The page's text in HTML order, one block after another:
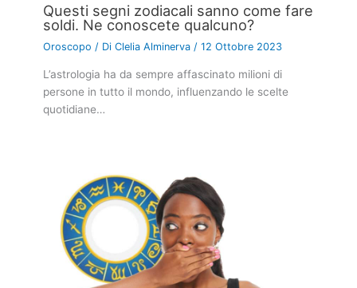
Questi segni zodiacali sanno come fare
soldi. Ne conoscete qualcuno?
Oroscopo / DiClelia Alminerva /12 Ottobre 2023
L’astrologia ha da sempre affascinato milioni di
persone in tutto il mondo, influenzando le scelte
quotidiane…